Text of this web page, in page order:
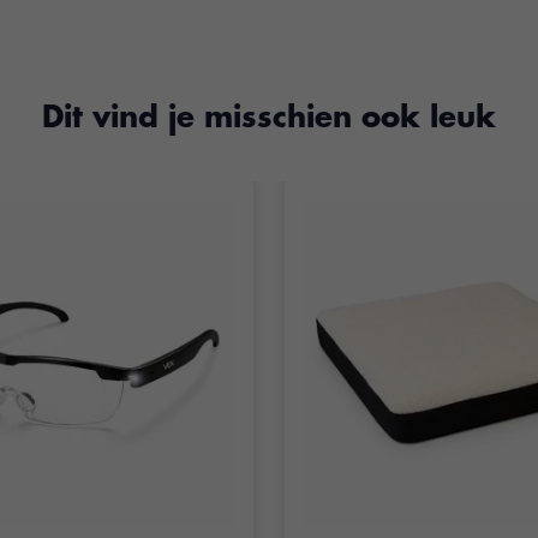
Dit vind je misschien ook leuk